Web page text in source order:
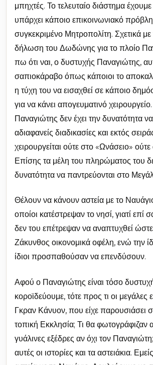
μπηχτές. Το τελευταίο διάστημα έχουμε
υπάρχει κάποιο επικοινωνιακό
συγκεκριμένο Μητροπολίτη. Σχετικά
δήλωση του Δωδώνης για το πλοίο
πω ότι ναι, ο δυστυχής Παναγιώτης,
σαπιοκάραβο όπως κάποιοι το
η τύχη του να εισαχθεί σε κάποιο
για να κάνει απογευματινό
Παναγιώτης δεν έχει την δυνατότητα
αδιαφανείς διαδικασίες και εκτός
χειρουργείται ούτε στο «Ωνάσειο» ούτε
Επίσης τα μέλη του πληρώματος του
δυνατότητα να παντρεύονται στο
Θέλουν να κάνουν αστεία με το
οποίοι κατέστρεψαν το νησί, γιατί επί
δεν του επέτρεψαν να αναπτυχθεί
Ζάκυνθος οικονομικά οφέλη, ενώ την
ίδιοι προσπαθούσαν να επενδύσουν.
Αφού ο Παναγιώτης είναι τόσο
κοροϊδεύουμε, τότε προς τι οι μεγάλες
Γκραν Κάνυον, που είχε παρουσιάσει
τοπική Εκκλησία; Τι θα φωτογράφιζαν
γυάλινες εξέδρες αν όχι τον
αυτές οι ιστορίες και τα αστειάκια.